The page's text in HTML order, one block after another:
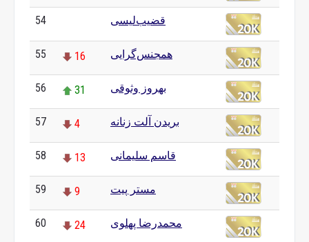
54 قضیب‌لیسی
55 16 همجنس‌گرایی
56 31 بهروز وثوقی
57 4 بریدن آلت زنانه
58 13 قاسم سلیمانی
59 9 مستر پیت
60 24 محمدرضا پهلوی